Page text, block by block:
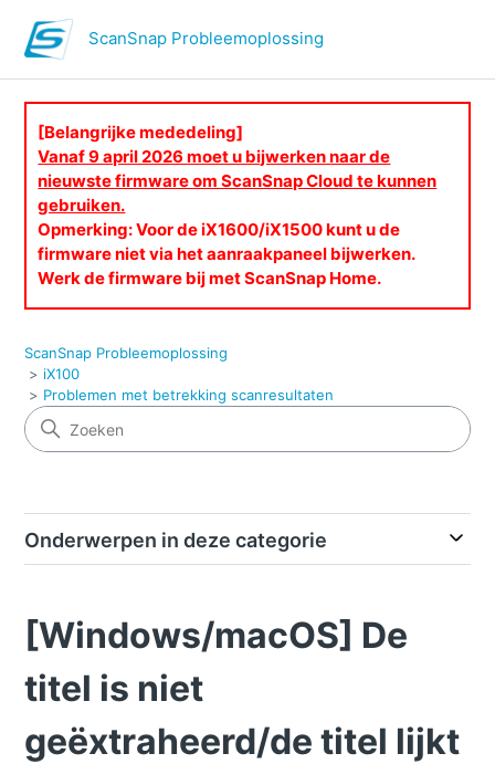
ScanSnap Probleemoplossing
[Belangrijke mededeling]
Vanaf 9 april 2026 moet u bijwerken naar de
nieuwste firmware om ScanSnap Cloud te kunnen
gebruiken.
Opmerking: Voor de iX1600/iX1500 kunt u de
firmware niet via het aanraakpaneel bijwerken.
Werk de firmware bij met ScanSnap Home.
ScanSnap Probleemoplossing
iX100
Problemen met betrekking scanresultaten
Onderwerpen in deze categorie
[Windows/macOS] De
titel is niet
geëxtraheerd/de titel lijkt